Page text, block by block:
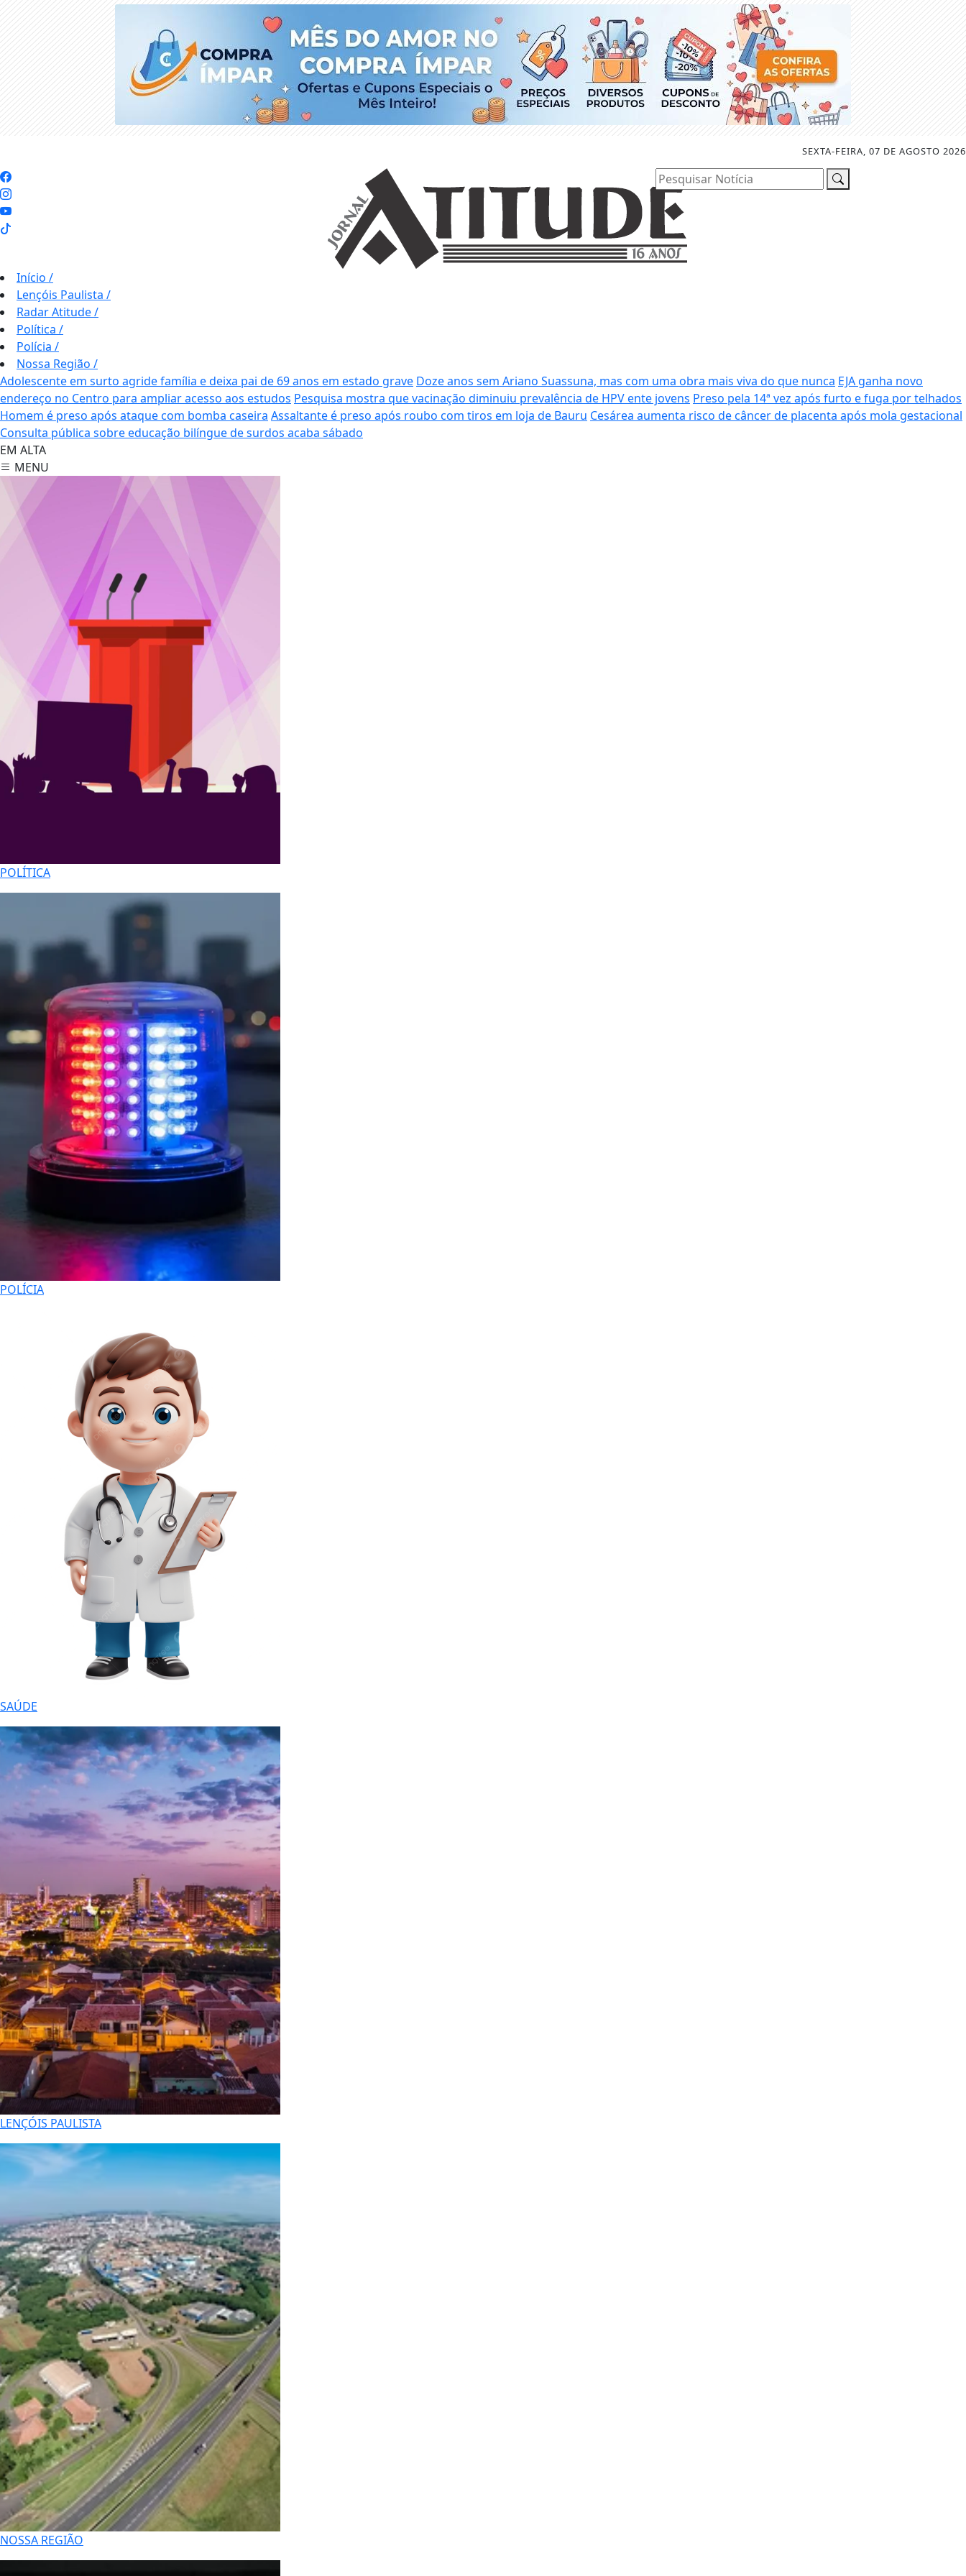
SEXTA-FEIRA, 07 DE AGOSTO 2026
Pesquisar Notícia
Início /
Lençóis Paulista /
Radar Atitude/
Política /
Polícia /
Nossa Região /
Adolescente em surto agride família e deixa pai de 69 anos em estado grave Doze anos sem Ariano Suassuna, mas com uma obra mais viva do que nunca EJA ganha novo
endereço no Centro para ampliar acesso aos estudos Pesquisa mostra que vacinação diminuiu prevalência de HPV ente jovens Preso pela 14ª vez após furto e fuga por telhados
Homem é preso após ataque com bomba caseira Assaltante é preso após roubo com tiros em loja de Bauru Cesárea aumenta risco de câncer de placenta após mola gestacional
Consulta pública sobre educação bilíngue de surdos acaba sábado
EM ALTA
MENU
POLÍTICA
POLÍCIA
SAÚDE
LENÇÓIS PAULISTA
NOSSA REGIÃO